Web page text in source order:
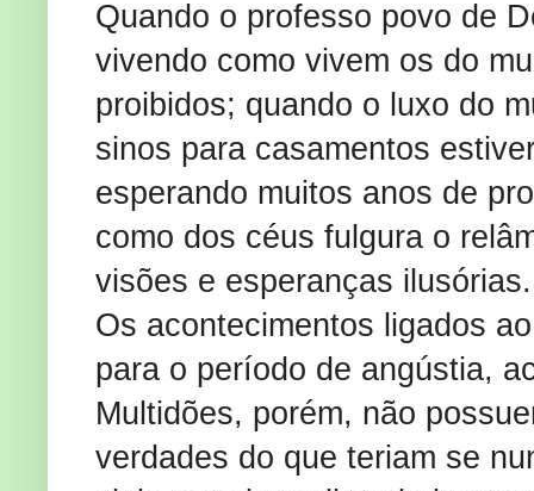
Quando o professo povo de
vivendo como vivem os do
proibidos; quando o luxo do
sinos para casamentos
esperando muitos anos de
como dos céus fulgura o
visões e esperanças
Os acontecimentos ligados
para o período de angústia,
Multidões, porém, não
verdades do que teriam se